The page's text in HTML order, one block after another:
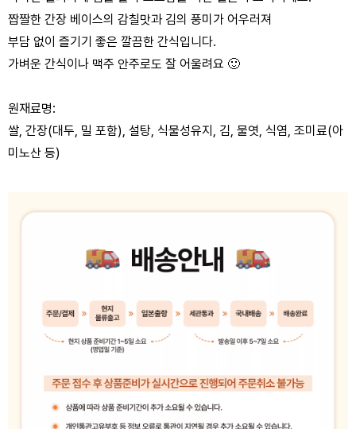
짭짤한 간장 베이스의 감칠맛과 김의 풍미가 어우러져
부담 없이 즐기기 좋은 깔끔한 간식입니다.
가벼운 간식이나 맥주 안주로도 잘 어울려요 🙂
원재료명:
쌀, 간장(대두, 밀 포함), 설탕, 식물성유지, 김, 물엿, 식염, 조미료(아
미노산 등)